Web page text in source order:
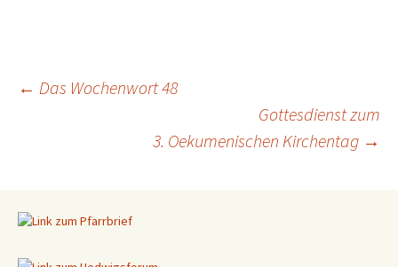
Beitragsnavigation
← Das Wochenwort 48
Gottesdienst zum
3. Oekumenischen Kirchentag →